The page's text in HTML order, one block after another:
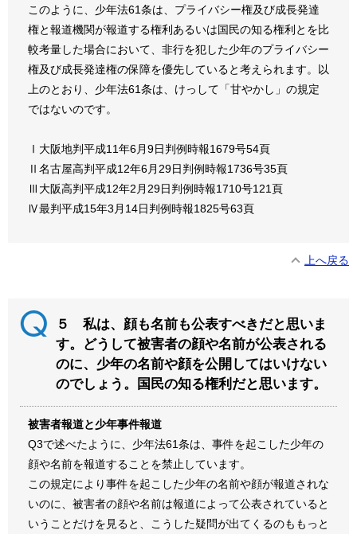
このように、少年法61条は、プライバシー権及び成長発達
権と報道機関が報道する権利あるいは国民の知る権利とを比
較考量した場合において、非行を犯した少年のプライバシー
権及び成長発達権の保障を優先していると考えられます。以
上のとおり、少年法61条は、けっして「甘やかし」の規定
ではないのです。
Ⅰ大阪地判平成11年6月9日判例時報1679号54頁
Ⅱ名古屋高判平成12年6月29日判例時報1736号35頁
Ⅲ大阪高判平成12年2月29日判例時報1710号121頁
Ⅳ最判平成15年3月14日判例時報1825号63頁
上へ戻る
５ 私は、顔も名前も公表すべきだと思いま
す。どうして被害者の顔や名前が公表される
のに、少年の名前や顔を公開してはいけない
のでしょう。国民の知る権利だと思います。
被害者報道と少年事件報道
Q3で述べたように、少年法61条は、事件を起こした少年の
顔や名前を報道することを禁止しています。
この規定により事件を起こした少年の名前や顔が報道されな
いのに、被害者の顔や名前は報道によって公表されていると
いうことだけを見ると、こうした疑問が出てくるのももっと